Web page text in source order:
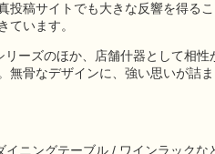
投稿サイトでも大きな反響を得る
ています。
ーズのほか、店舗什器として相
無骨なデザインに、強い思いが詰ま
ニングテーブル / ワインラック